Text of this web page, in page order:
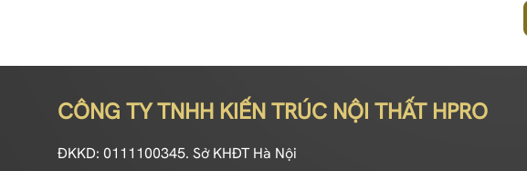
CÔNG TY TNHH KIẾN TRÚC NỘI THẤT HPRO
ĐKKD: 0111100345. Sở KHĐT Hà Nội